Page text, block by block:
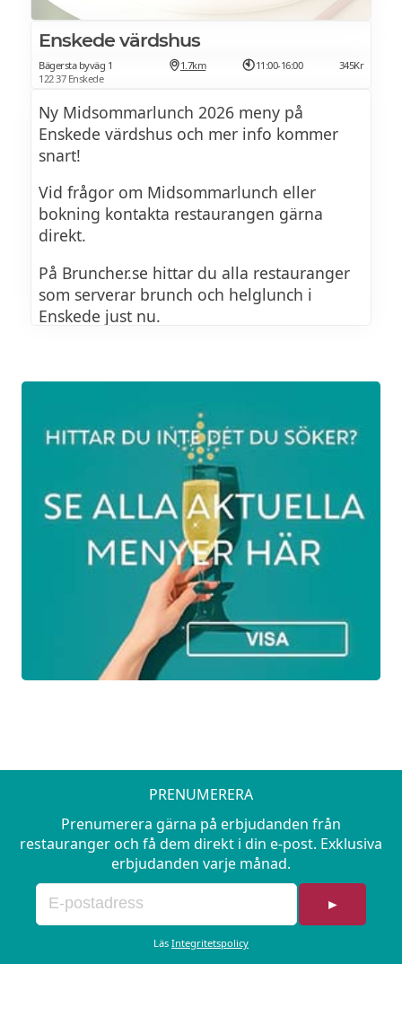
Enskede värdshus
Bägersta byväg 1
122 37 Enskede
1.7km 11:00-16:00 345Kr
Ny Midsommarlunch 2026 meny på
Enskede värdshus och mer info kommer
snart!
Vid frågor om Midsommarlunch eller
bokning kontakta restaurangen gärna
direkt.
På Bruncher.se hittar du alla restauranger
som serverar brunch och helglunch i
Enskede just nu.
PRENUMERERA
Prenumerera gärna på erbjudanden från
restauranger och få dem direkt i din e-post. Exklusiva
erbjudanden varje månad.
►
Läs Integritetspolicy